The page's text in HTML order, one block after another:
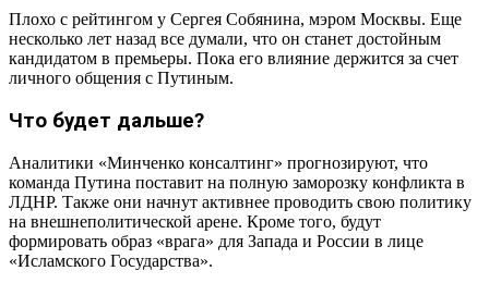
Плохо с рейтингом у Сергея Собянина, мэром Москвы. Еще
несколько лет назад все думали, что он станет достойным
кандидатом в премьеры. Пока его влияние держится за счет
личного общения с Путиным.
Что будет дальше?
Аналитики «Минченко консалтинг» прогнозируют, что
команда Путина поставит на полную заморозку конфликта в
ЛДНР. Также они начнут активнее проводить свою политику
на внешнеполитической арене. Кроме того, будут
формировать образ «врага» для Запада и России в лице
«Исламского Государства».